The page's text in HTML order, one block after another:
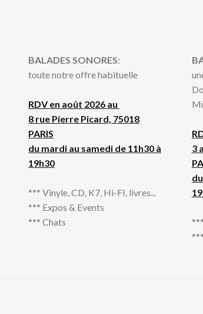
BALADES SONORES:
toute notre offre habituelle
RDV en août 2026 au
8 rue Pierre Picard, 75018
PARIS
du mardi au samedi de 11h30 à
19h30
*** Vinyle, CD, K7, Hi-FI, livres...
*** Expos & Events
*** Chats
3